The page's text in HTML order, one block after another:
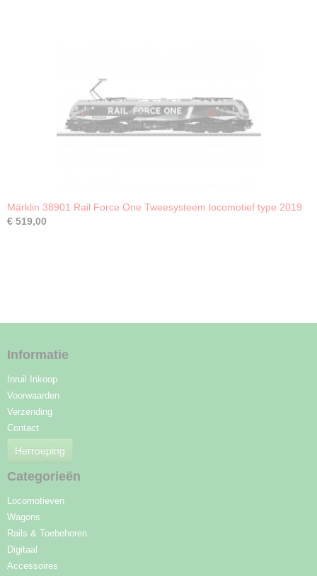
Märklin 38901 Rail Force One Tweesysteem locomotief type 2019
€ 519,00
Informatie
Inruil Inkoop
Voorwaarden
Verzending
Contact
Herroeping
Categorieën
Locomotieven
Wagons
Rails & Toebehoren
Digitaal
Accessoires